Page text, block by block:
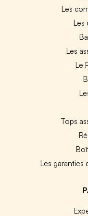
Les
Les
Les
Le
Tops
Les garanties